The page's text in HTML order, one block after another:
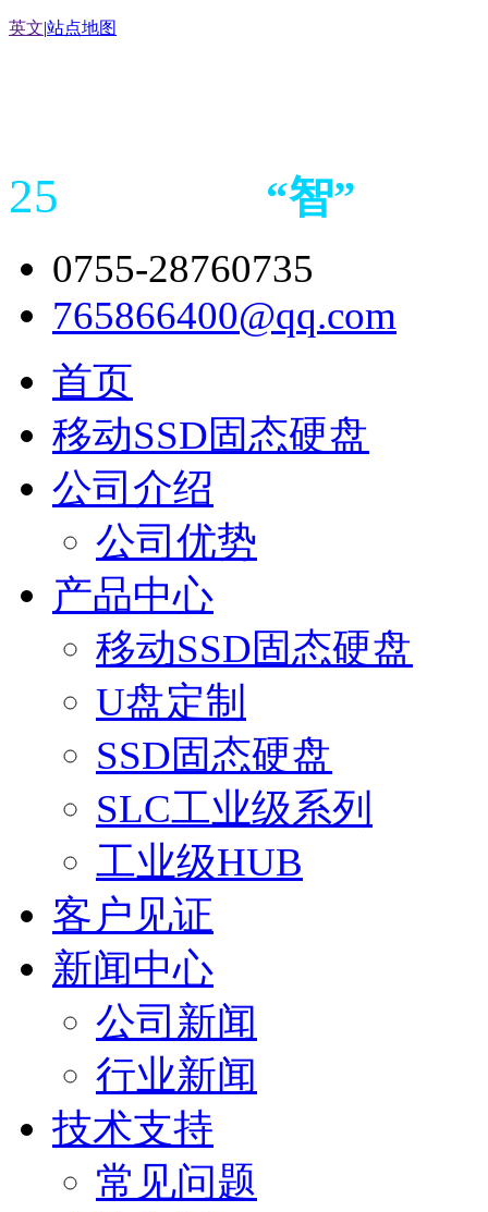
英文|站点地图
25 “智”
0755-28760735
765866400@qq.com
首页
移动SSD固态硬盘
公司介绍
公司优势
产品中心
移动SSD固态硬盘
U盘定制
SSD固态硬盘
SLC工业级系列
工业级HUB
客户见证
新闻中心
公司新闻
行业新闻
技术支持
常见问题